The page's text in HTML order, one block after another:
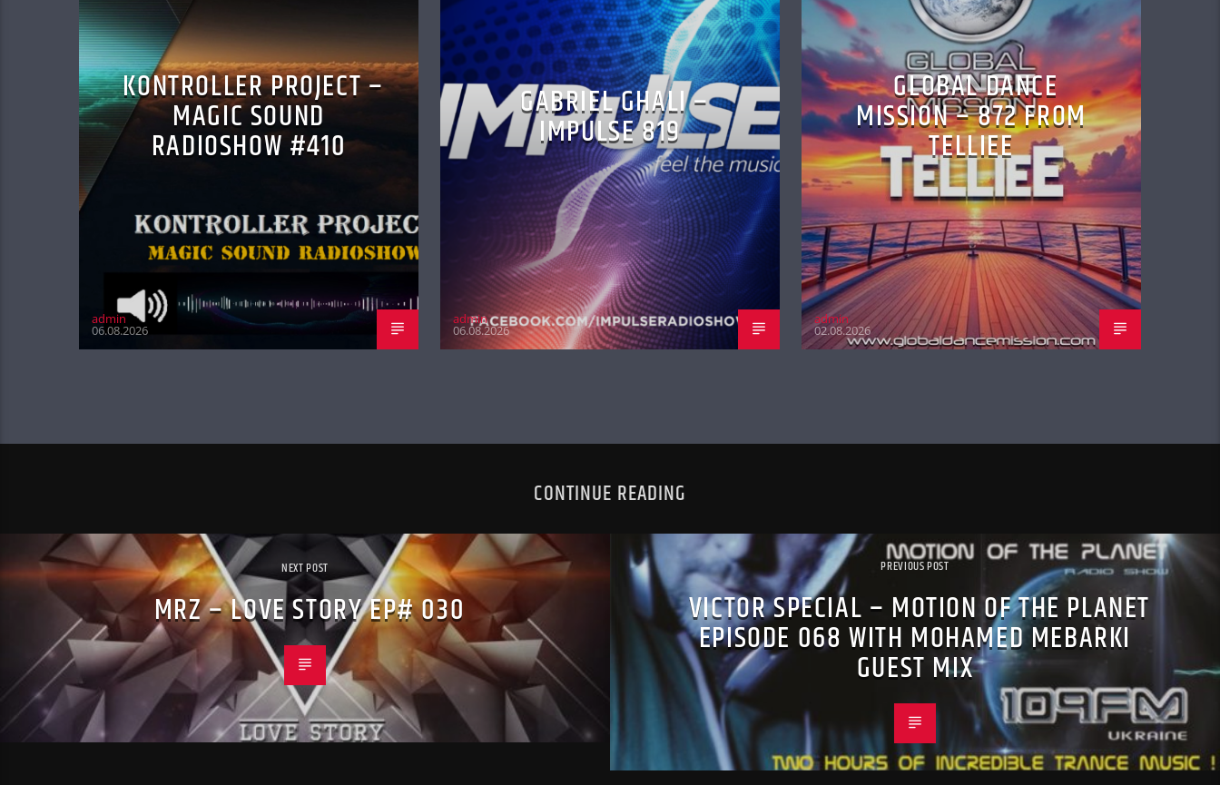
KONTROLLER PROJECT –
MAGIC SOUND
RADIOSHOW #410
admin
06.08.2026
GABRIEL GHALI –
IMPULSE 819
admin
06.08.2026
GLOBAL DANCE
MISSION – 872 FROM
TELLIEE
admin
02.08.2026
CONTINUE READING
NEXT POST
MRZ – LOVE STORY EP# 030
PREVIOUS POST
VICTOR SPECIAL – MOTION OF THE PLANET
EPISODE 068 WITH MOHAMED MEBARKI
GUEST MIX